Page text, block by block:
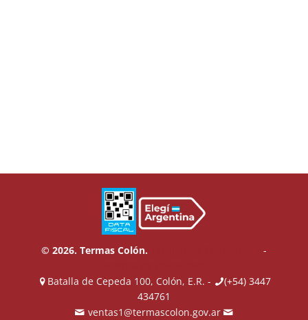
© 2026. Termas Colón.
-
Batalla de Cepeda 100, Colón, E.R. -
(+54) 3447
434761
ventas1@termascolon.gov.ar